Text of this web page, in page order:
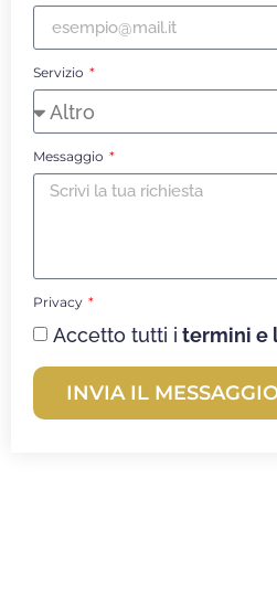
Servizio
Messaggio
Privacy
Accetto tutti i termini e
INVIA IL